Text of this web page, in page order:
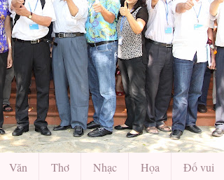
Văn Thơ Nhạc Họa Đố vui